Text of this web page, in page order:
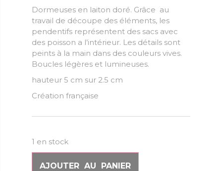
Dormeuses en laiton doré. Grâce au
travail de découpe des éléments, les
pendentifs représentent des sacs avec
des poisson a l’intérieur. Les détails sont
peints à la main dans des couleurs vives.
Boucles légères et lumineuses.
hauteur 5 cm sur 2.5 cm
Création française
1 en stock
AJOUTER AU PANIER